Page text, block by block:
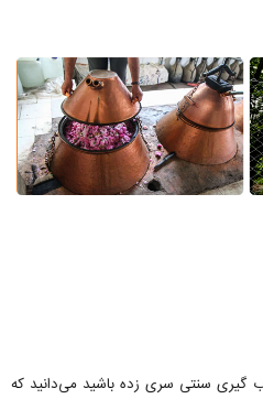
گیری سنتی سری زده باشید می‌دانید که